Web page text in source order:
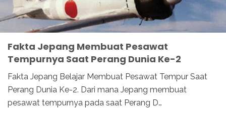
Fakta Jepang Membuat Pesawat
Tempurnya Saat Perang Dunia Ke-2
Fakta Jepang Belajar Membuat Pesawat Tempur Saat
Perang Dunia Ke-2. Dari mana Jepang membuat
pesawat tempurnya pada saat Perang D…